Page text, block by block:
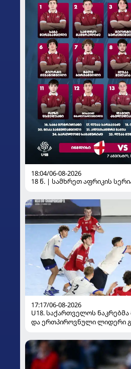
18:04/06-08-2026
18 წ. | სამხრეთ აფრიკის
17:17/06-08-2026
U18. საქართველოს
და ერთპიროვნული ლიდერი